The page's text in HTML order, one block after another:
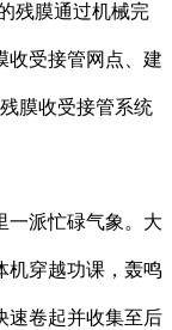
残膜通过机械完
收受接管网点、建
膜收受接管系统
派忙碌气象。大
机穿越功课，轰鸣
速卷起并收集至后